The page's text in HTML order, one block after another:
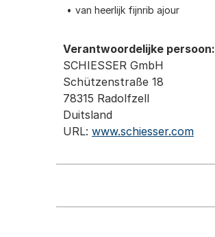
van heerlijk fijnrib ajour
Verantwoordelijke persoon:
SCHIESSER GmbH
Schützenstraße 18
78315 Radolfzell
Duitsland
URL: www.schiesser.com